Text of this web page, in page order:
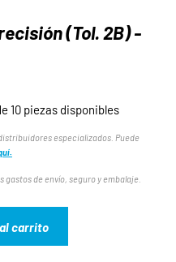
(Tol. 2B) -
10 piezas disponibles
especializados. Puede
gastos de envío, seguro y embalaje.
carrito